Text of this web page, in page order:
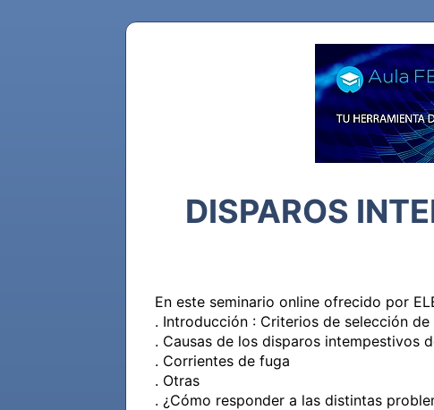
DISPAROS
En este seminario online ofrecido por
. Introducción : Criterios de selección
. Causas de los disparos intempestivos
. Corrientes de fuga
. Otras
. ¿Cómo responder a las distintas